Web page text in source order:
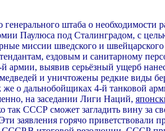
штаба о
Паулюса под Сталинградом, с
миссии шведского и
ездовым и санитарному
армии, выявив серьёзный ущерб
и уничтожены редкие виды
о дальнобойщиках 4-й танковой
на заседании Лиги Наций,
так СССР сможет загладить вину
заявления горячо